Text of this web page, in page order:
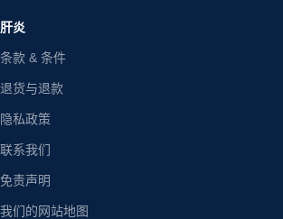
肝炎
条款 & 条件
退货与退款
隐私政策
联系我们
免责声明
我们的网站地图